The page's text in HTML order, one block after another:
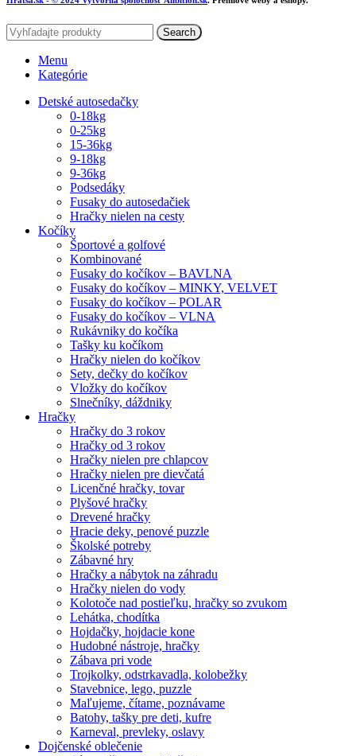
Search
Menu
Kategórie
Detské autosedačky
0-18kg
0-25kg
15-36kg
9-18kg
9-36kg
Podsedáky
Fusaky do autosedačiek
Hračky nielen na cesty
Kočíky
Športové a golfové
Kombinované
Fusaky do kočíkov – BAVLNA
Fusaky do kočíkov – MINKY, VELVET
Fusaky do kočíkov – POLAR
Fusaky do kočíkov – VLNA
Rukávniky do kočíka
Tašky ku kočíkom
Hračky nielen do kočíkov
Sety, dečky do kočíkov
Vložky do kočíkov
Slnečníky, dáždniky
Hračky
Hračky do 3 rokov
Hračky od 3 rokov
Hračky nielen pre chlapcov
Hračky nielen pre dievčatá
Licenčné hračky, tovar
Plyšové hračky
Drevené hračky
Hracie deky, penové puzzle
Školské potreby
Zábavné hry
Hračky a nábytok na záhradu
Hračky nielen do vody
Kolotoče nad postieľku, hračky so zvukom
Lehátka, chodítka
Hojdačky, hojdacie kone
Hudobné nástroje, hračky
Zábava pri vode
Trojkolky, odstrkavadla, kolobežky
Stavebnice, lego, puzzle
Maľujeme, čítame, poznávame
Batohy, tašky pre deti, kufre
Karneval, prevleky, oslavy
Dojčenské oblečenie